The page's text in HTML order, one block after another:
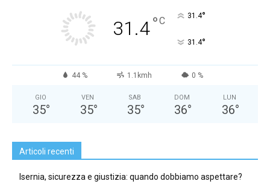
31.4°C 31.4°
31.4°
44 % 1.1kmh 0 %
GIO
35°
VEN
35°
SAB
35°
DOM
36°
LUN
36°
Articoli recenti
Isernia, sicurezza e giustizia: quando dobbiamo aspettare?